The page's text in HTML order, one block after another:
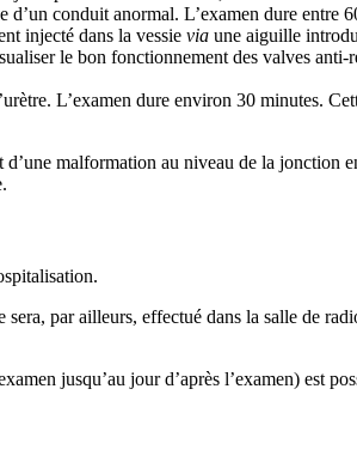
conduit anormal. L’examen dure entre
injecté dans la vessie viaune aiguille
le bon fonctionnement des valves
L’examen dure environ 30 minutes.
malformation au niveau de la jonction
par ailleurs, effectué dans la salle de
jusqu’au jour d’après l’examen) est